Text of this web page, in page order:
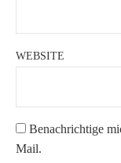
WEBSITE
Benachrichtige
Mail.